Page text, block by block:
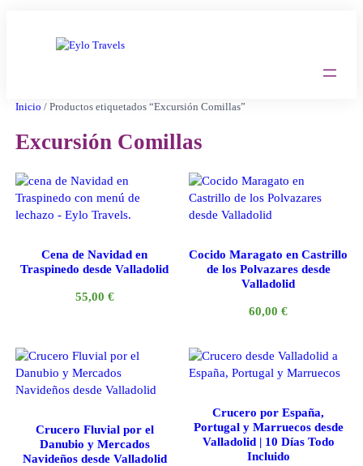
Inicio / Productos etiquetados “Excursión Comillas”
Excursión Comillas
Cena de Navidad en
Traspinedo desde Valladolid
55,00 €
Cocido Maragato en Castrillo
de los Polvazares desde
Valladolid
60,00€
Crucero Fluvial por el
Danubio y Mercados
Navideños desde Valladolid
Crucero por España,
Portugal y Marruecos desde
Valladolid | 10 Días Todo
Incluido